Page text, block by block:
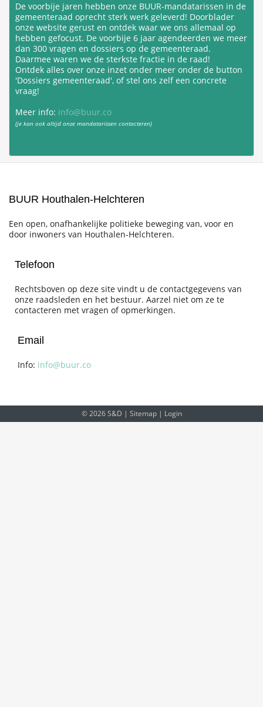
De voorbije jaren hebben onze BUUR-mandatarissen in de
gemeenteraad oprecht sterk werk geleverd! Doorblader
onze website gerust en ontdek waar we ons allemaal op
hebben gefocust. De voorbije 6 jaar agendeerden we meer
dan 300 vragen en dossiers op de gemeenteraad.
Daarmee waren we de sterkste fractie in de raad!
Ontdek alles over onze inzet onder meer onder de button
'Dossiers gemeenteraad', of stel ons zelf een concrete
vraag!
Meer info: info@buur.co
(je kan ook altijd onze mandatarissen contacteren)
BUUR Houthalen-Helchteren
Een open, onafhankelijke politieke beweging van, voor en
door inwoners van Houthalen-Helchteren.
Telefoon
Rechtsboven op deze site vindt u de contactgegevens van
onze raadsleden en het bestuur. Aarzel niet om ze te
contacteren met vragen of opmerkingen.
Email
Info: info@buur.co
© 2026 S&D | Sitemap| Login